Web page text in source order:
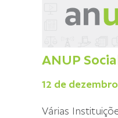
ANUP
12 de
Várias